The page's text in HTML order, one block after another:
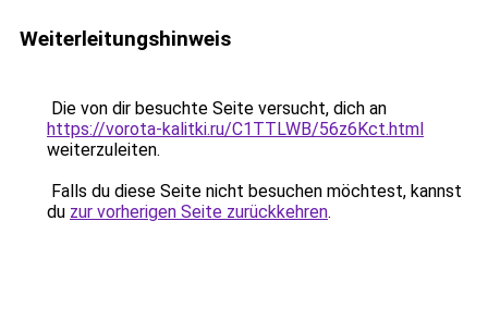
Weiterleitungshinweis
Die von dir besuchte Seite versucht, dich an
https://vorota-kalitki.ru/C1TTLWB/56z6Kct.html
weiterzuleiten.
Falls du diese Seite nicht besuchen möchtest, kannst
du zur vorherigen Seite zurückkehren.